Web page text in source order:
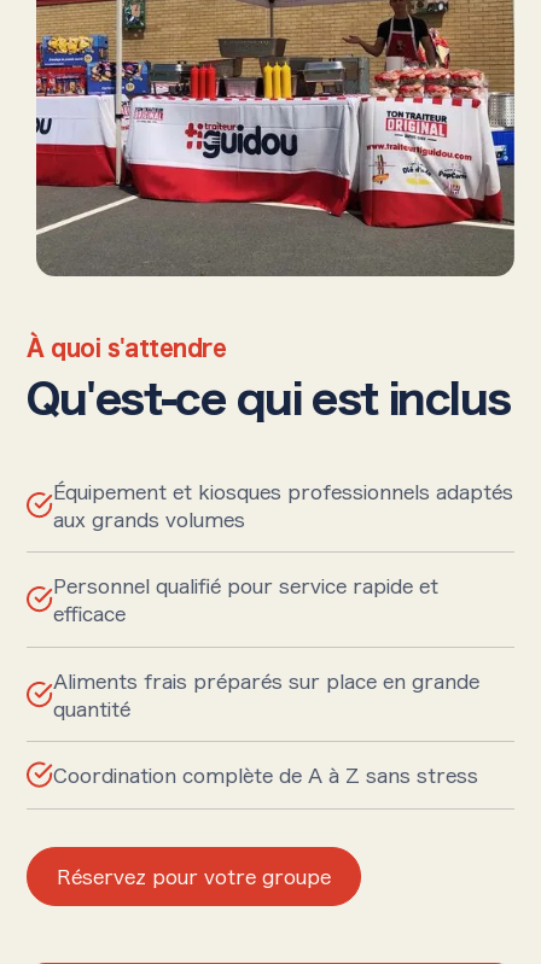
À quoi s'attendre
Qu'est-ce qui est inclus
Équipement et kiosques professionnels adaptés
aux grands volumes
Personnel qualifié pour service rapide et
efficace
Aliments frais préparés sur place en grande
quantité
Coordination complète de A à Z sans stress
Réservez pour votre groupe